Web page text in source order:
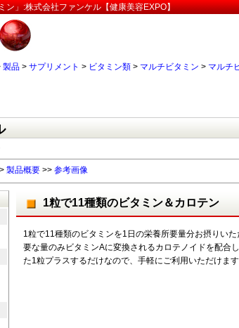
ン」:株式会社ファンケル【健康美容EXPO】
製品 > サプリメント > ビタミン類 > マルチビタミン > マルチ
製品概要 >> 参考画像
1粒で11種類のビタミン＆カロテン
1粒で11種類のビタミンを1日の栄養所要量分お摂りい
要な量のみビタミンAに変換されるカロテノイドを配合
た1粒プラスするだけなので、手軽にご利用いただけます